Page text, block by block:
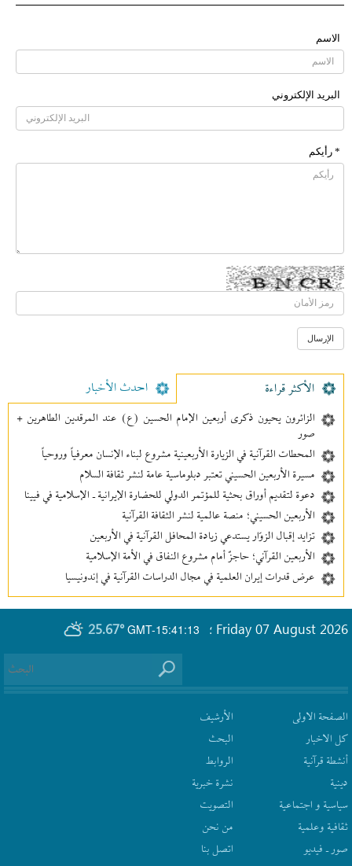
الاسم
البرید الإلکتروني
* رأیکم
الأکثر قراءة احدث الأخبار
الزائرون يحيون ذكرى أربعين الإمام الحسين (ع) عند المرقدين الطاهرين +
صور
المحطات القرآنية في الزيارة الأربعينية مشروع لبناء الإنسان معرفیاً وروحياً
مسيرة الأربعين الحسيني تعتبر دبلوماسية عامة لنشر ثقافة السلام
دعوة لتقديم أوراق بحثية للمؤتمر الدولي للحضارة الإيرانية ـ الإسلامية في فيينا
الأربعين الحسيني؛ منصة عالمية لنشر الثقافة القرآنية
تزايد إقبال الزوّار يستدعي زيادة المحافل القرآنية في الأربعين
الأربعين القرآني؛ حاجزٌ أمام مشروع النفاق في الأمة الإسلامية
عرض قدرات إيران العلمية في مجال الدراسات القرآنية في إندونيسيا
GMT-15:41:13
25.67° Friday 07 August 2026 ؛
الصفحة الاولى
كل الاخبار
أنشطة قرآنیة
دينية
سیاسیة و اجتماعیة
ثقافیة وعلمیة
صور ـ فيديو
الأرشیف
البحث
الروابط
نشرة‌ خبریة
التصويت
من نحن
اتصل بنا